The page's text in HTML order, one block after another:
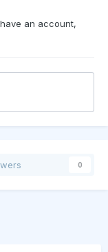
an account,
0